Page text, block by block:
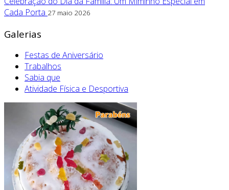
Cada Porta 27 maio 2026
Galerias
Festas de Aniversário
Trabalhos
Sabia que
Atividade Física e Desportiva